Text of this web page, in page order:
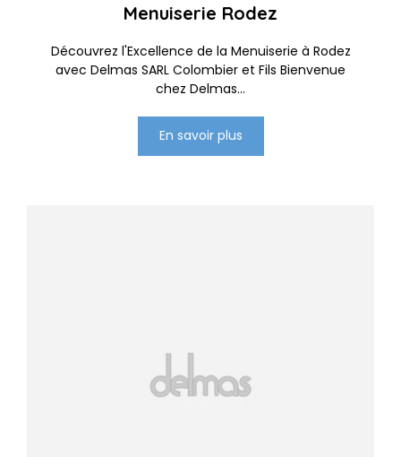
Menuiserie Rodez
Découvrez l'Excellence de la Menuiserie à Rodez
avec Delmas SARL Colombier et Fils Bienvenue
chez Delmas...
En savoir plus